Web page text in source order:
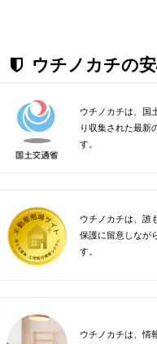
ウチノカチの
ウチノカチは、国
り収集された最新
す。
ウチノカチは、誰
保護に留意しなが
す。
ウチノカチは、情